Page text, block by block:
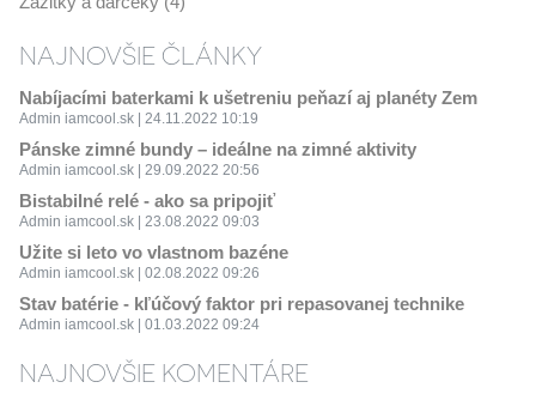
NAJNOVŠIE ČLÁNKY
Nabíjacími baterkami k ušetreniu peňazí aj planéty Zem
Admin iamcool.sk | 24.11.2022 10:19
Pánske zimné bundy – ideálne na zimné aktivity
Admin iamcool.sk | 29.09.2022 20:56
Bistabilné relé - ako sa pripojiť
Admin iamcool.sk | 23.08.2022 09:03
Užite si leto vo vlastnom bazéne
Admin iamcool.sk | 02.08.2022 09:26
Stav batérie - kľúčový faktor pri repasovanej technike
Admin iamcool.sk | 01.03.2022 09:24
NAJNOVŠIE KOMENTÁRE